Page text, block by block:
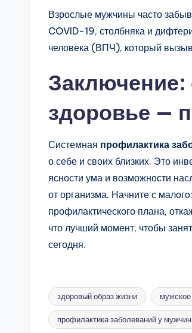
Взрослые мужчины часто
COVID-19, столбняка и
человека (ВПЧ), который
Заключение:
здоровье —
Системная профилактика
о себе и своих близких. Это
ясности ума и возможности
от организма. Начните с
профилактического плана,
что лучший момент, чтобы
сегодня.
Метки:
здоровый образ жизни
профилактика заболеваний у мужчин